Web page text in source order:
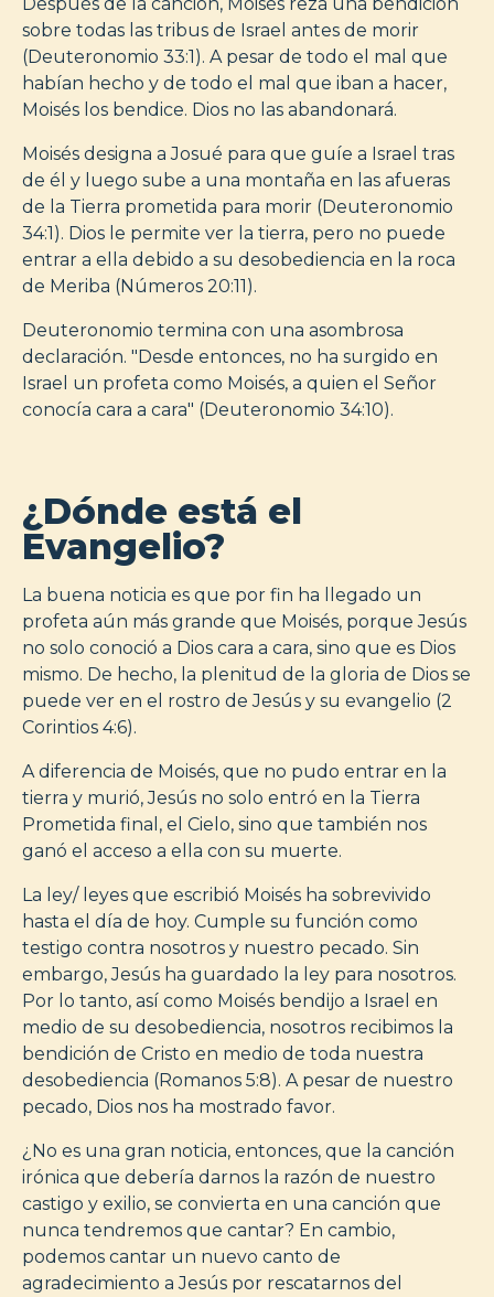
sobre todas las tribus de Israel antes de morir
(Deuteronomio 33:1). A pesar de todo el mal que
habían hecho y de todo el mal que iban a hacer,
Moisés los bendice. Dios no las abandonará.
Moisés designa a Josué para que guíe a Israel tras
de él y luego sube a una montaña en las afueras
de la Tierra prometida para morir (Deuteronomio
34:1). Dios le permite ver la tierra, pero no puede
entrar a ella debido a su desobediencia en la roca
de Meriba (Números 20:11).
Deuteronomio termina con una asombrosa
declaración. "Desde entonces, no ha surgido en
Israel un profeta como Moisés, a quien el Señor
conocía cara a cara" (Deuteronomio 34:10).
¿Dónde está el
Evangelio?
La buena noticia es que por fin ha llegado un
profeta aún más grande que Moisés, porque Jesús
no solo conoció a Dios cara a cara, sino que es Dios
mismo. De hecho, la plenitud de la gloria de Dios se
puede ver en el rostro de Jesús y su evangelio (2
Corintios 4:6).
A diferencia de Moisés, que no pudo entrar en la
tierra y murió, Jesús no solo entró en la Tierra
Prometida final, el Cielo, sino que también nos
ganó el acceso a ella con su muerte.
La ley/ leyes que escribió Moisés ha sobrevivido
hasta el día de hoy. Cumple su función como
testigo contra nosotros y nuestro pecado. Sin
embargo, Jesús ha guardado la ley para nosotros.
Por lo tanto, así como Moisés bendijo a Israel en
medio de su desobediencia, nosotros recibimos la
bendición de Cristo en medio de toda nuestra
desobediencia (Romanos 5:8). A pesar de nuestro
pecado, Dios nos ha mostrado favor.
¿No es una gran noticia, entonces, que la canción
irónica que debería darnos la razón de nuestro
castigo y exilio, se convierta en una canción que
nunca tendremos que cantar? En cambio,
podemos cantar un nuevo canto de
agradecimiento a Jesús por rescatarnos del